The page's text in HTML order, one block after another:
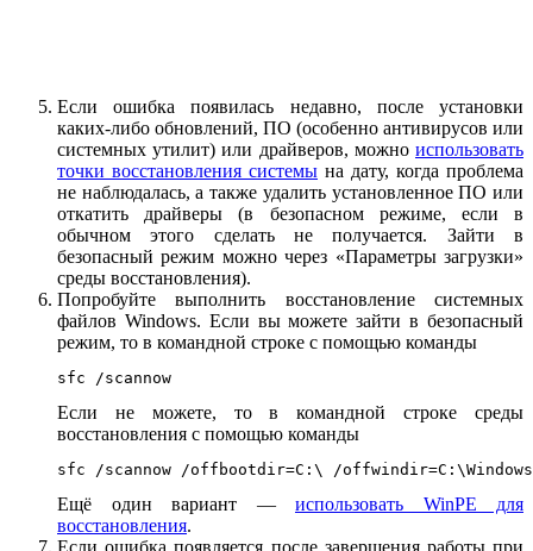
Если ошибка появилась недавно, после установки
каких-либо обновлений, ПО (особенно антивирусов или
системных утилит) или драйверов, можно использовать
точки восстановления системы на дату, когда проблема
не наблюдалась, а также удалить установленное ПО или
откатить драйверы (в безопасном режиме, если в
обычном этого сделать не получается. Зайти в
безопасный режим можно через «Параметры загрузки»
среды восстановления).
Попробуйте выполнить восстановление системных
файлов Windows. Если вы можете зайти в безопасный
режим, то в командной строке с помощью команды
sfc /scannow
Если не можете, то в командной строке среды
восстановления с помощью команды
sfc /scannow /offbootdir=C:\ /offwindir=C:\Windows
Ещё один вариант — использовать WinPE для
восстановления.
Если ошибка появляется после завершения работы при